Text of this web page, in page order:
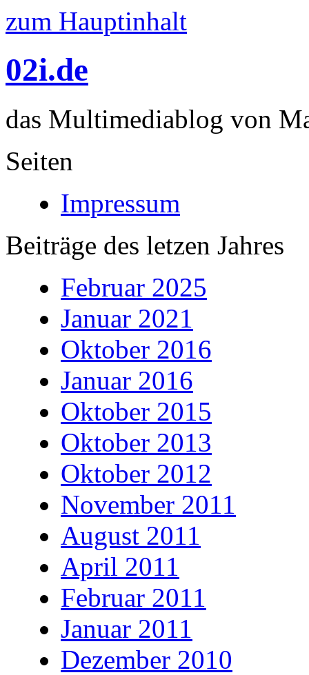
zum Hauptinhalt
02i.de
das Multimediablog von
Seiten
Impressum
Beiträge des letzen Jahres
Februar 2025
Januar 2021
Oktober 2016
Januar 2016
Oktober 2015
Oktober 2013
Oktober 2012
November 2011
August 2011
April 2011
Februar 2011
Januar 2011
Dezember 2010